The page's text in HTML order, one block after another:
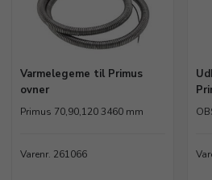
Varmelegeme til Primus
ovner
Primus 70,90,120 3460 mm
Varenr. 261066